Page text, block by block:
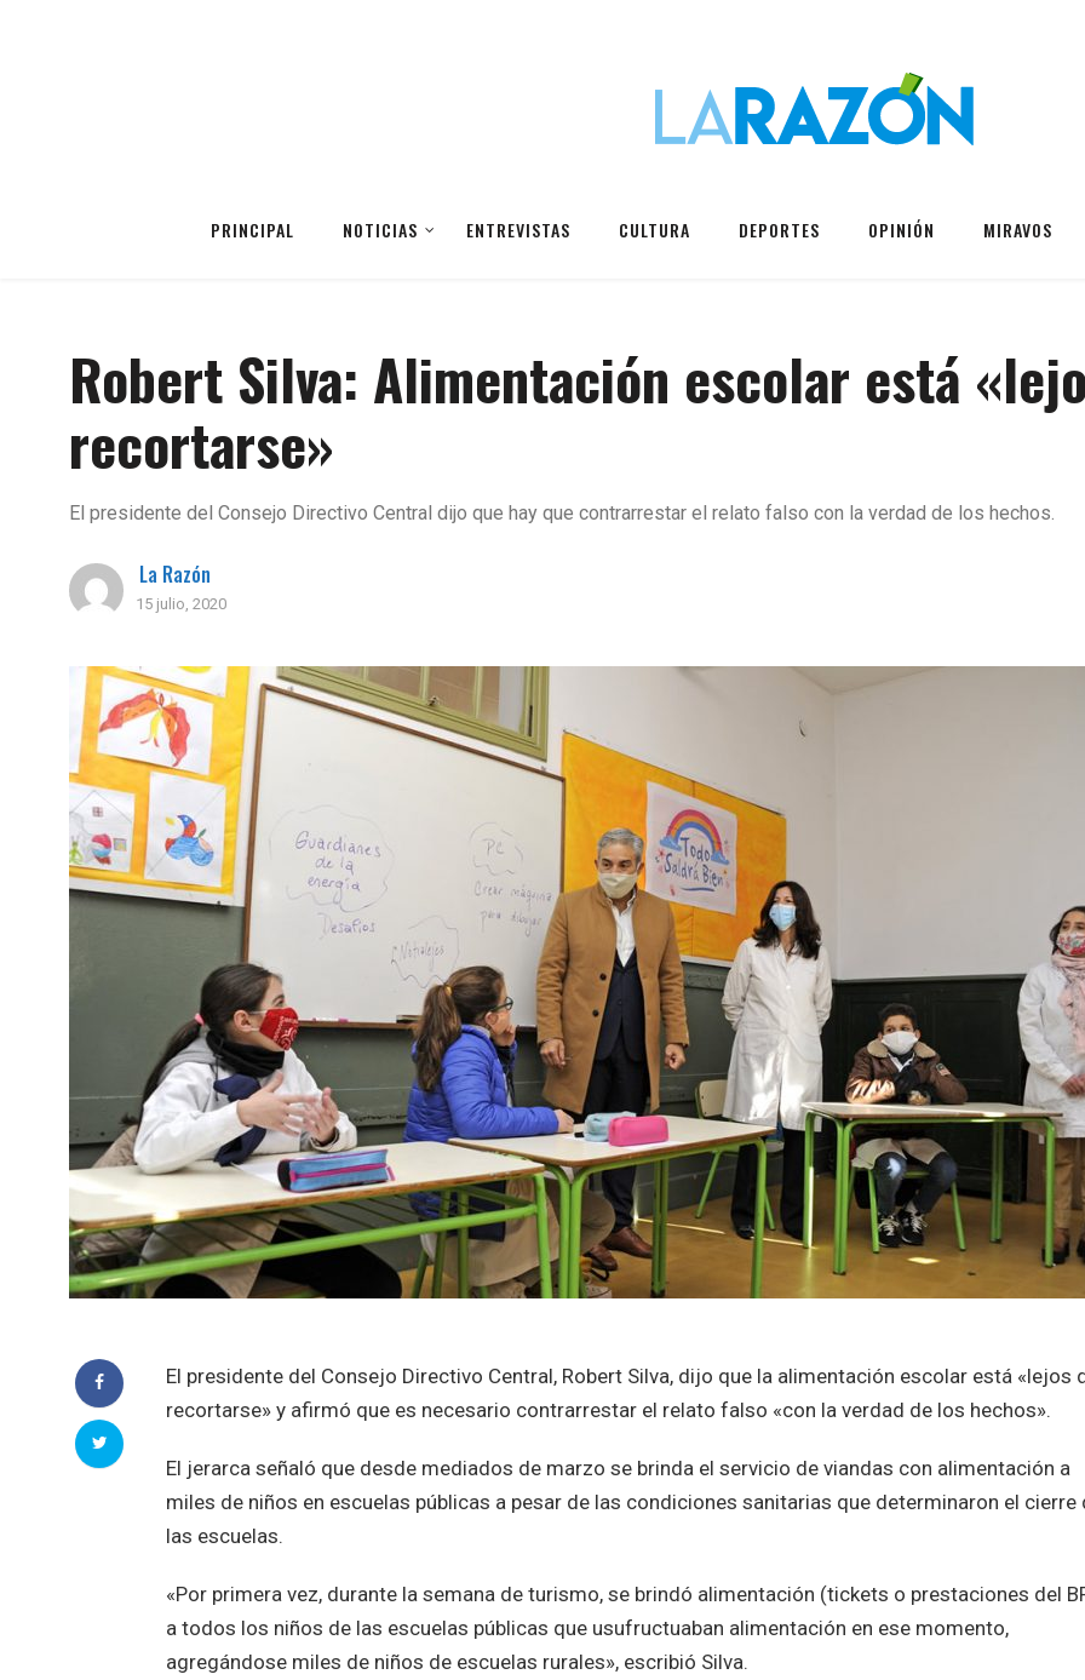
PRINCIPAL NOTICIAS ENTREVISTAS CULTURA DEPORTES OPINIÓN MIRAVOS
Robert Silva: Alimentación escolar está
recortarse»
El presidente del Consejo Directivo Central dijo que hay que contrarrestar el relato falso con la verdad de los hechos.
La Razón
15 julio, 2020
El presidente del Consejo Directivo Central, Robert Silva, dijo que la alimentación escolar está «lejos
recortarse» y afirmó que es necesario contrarrestar el relato falso «con la verdad de los hechos».
El jerarca señaló que desde mediados de marzo se brinda el servicio de viandas con alimentación a
miles de niños en escuelas públicas a pesar de las condiciones sanitarias que determinaron el cierre
las escuelas.
«Por primera vez, durante la semana de turismo, se brindó alimentación (tickets o prestaciones del
a todos los niños de las escuelas públicas que usufructuaban alimentación en ese momento,
agregándose miles de niños de escuelas rurales», escribió Silva.